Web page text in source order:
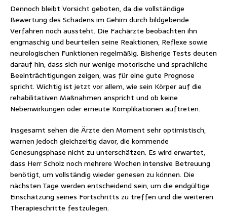
Dennoch bleibt Vorsicht geboten, da die vollständige
Bewertung des Schadens im Gehirn durch bildgebende
Verfahren noch aussteht. Die Fachärzte beobachten ihn
engmaschig und beurteilen seine Reaktionen, Reflexe sowie
neurologischen Funktionen regelmäßig. Bisherige Tests deuten
darauf hin, dass sich nur wenige motorische und sprachliche
Beeinträchtigungen zeigen, was für eine gute Prognose
spricht. Wichtig ist jetzt vor allem, wie sein Körper auf die
rehabilitativen Maßnahmen anspricht und ob keine
Nebenwirkungen oder erneute Komplikationen auftreten.
Insgesamt sehen die Ärzte den Moment sehr optimistisch,
warnen jedoch gleichzeitig davor, die kommende
Genesungsphase nicht zu unterschätzen. Es wird erwartet,
dass Herr Scholz noch mehrere Wochen intensive Betreuung
benötigt, um vollständig wieder genesen zu können. Die
nächsten Tage werden entscheidend sein, um die endgültige
Einschätzung seines Fortschritts zu treffen und die weiteren
Therapieschritte festzulegen.